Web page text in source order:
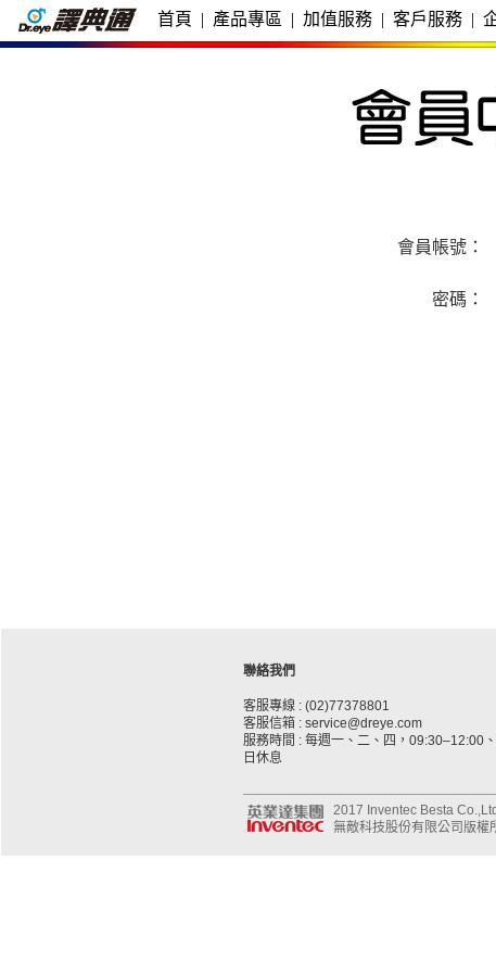
首頁 | 產品專區 | 加值服務 | 客戶服務 |
會員帳號：
密碼：
聯絡我們
客服專線 : (02)77378801
客服信箱 : service@dreye.com
服務時間 : 每週一、二、四，09:30–12:00
日休息
2017 Inventec Besta
無敵科技股份有限公司版權